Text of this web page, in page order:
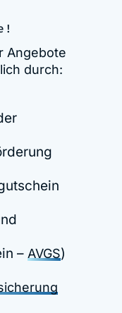
Angebote
durch:
–AVGS)